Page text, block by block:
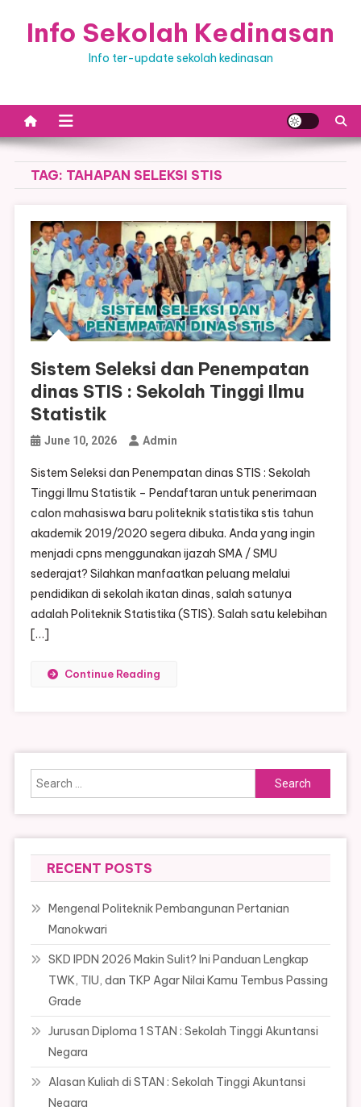
Info Sekolah Kedinasan
Info ter-update sekolah kedinasan
TAG: TAHAPAN SELEKSI STIS
Sistem Seleksi dan Penempatan
dinas STIS : Sekolah Tinggi Ilmu
Statistik
June 10, 2026 Admin
Sistem Seleksi dan Penempatan dinas STIS : Sekolah
Tinggi Ilmu Statistik – Pendaftaran untuk penerimaan
calon mahasiswa baru politeknik statistika stis tahun
akademik 2019/2020 segera dibuka. Anda yang ingin
menjadi cpns menggunakan ijazah SMA / SMU
sederajat? Silahkan manfaatkan peluang melalui
pendidikan di sekolah ikatan dinas, salah satunya
adalah Politeknik Statistika (STIS). Salah satu kelebihan
[…]
Continue Reading
Search
for:
RECENT POSTS
Mengenal Politeknik Pembangunan Pertanian
Manokwari
SKD IPDN 2026 Makin Sulit? Ini Panduan Lengkap
TWK, TIU, dan TKP Agar Nilai Kamu Tembus Passing
Grade
Jurusan Diploma 1 STAN : Sekolah Tinggi Akuntansi
Negara
Alasan Kuliah di STAN : Sekolah Tinggi Akuntansi
Negara